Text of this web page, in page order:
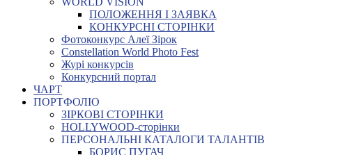
ПОЛОЖЕННЯ І ЗАЯВКА
КОНКУРСНІ СТОРІНКИ
Фотоконкурс Алеї Зірок
Constellation World Photo Fest
Журі конкурсів
Конкурсний портал
ЧАРТ
ПОРТФОЛІО
ЗІРКОВІ СТОРІНКИ
HOLLYWOOD-сторінки
ПЕРСОНАЛЬНІ КАТАЛОГИ ТАЛАНТІВ
БОРИС ПУГАЧ